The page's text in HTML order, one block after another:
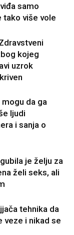
samo
tako više vole
kojeg
uzrok
da ga
ljudi
i sanja o
je želju za
želi seks, ali
tehnika da
veze i nikad se